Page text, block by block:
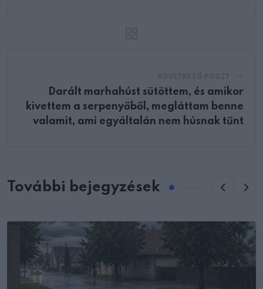
Darált marhahúst sütöttem, és amikor
kivettem a serpenyőből, megláttam benne
valamit, ami egyáltalán nem húsnak tűnt
További bejegyzések